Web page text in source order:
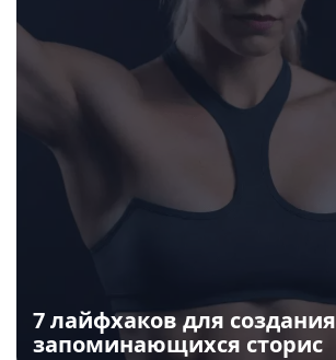
7 лайфхаков для создания
запоминающихся сторис